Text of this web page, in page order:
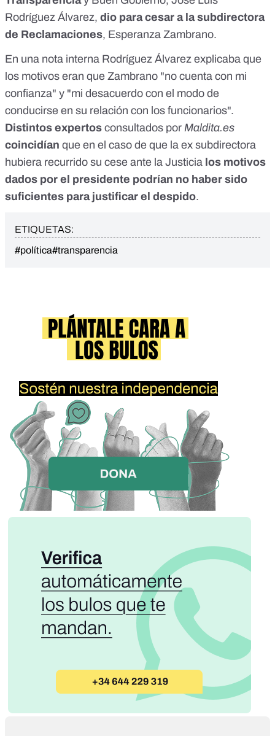
Rodríguez Álvarez, dio para cesar a la subdirectora
de Reclamaciones, Esperanza Zambrano.
En una nota interna Rodríguez Álvarez explicaba que
los motivos eran que Zambrano "no cuenta con mi
confianza" y "mi desacuerdo con el modo de
conducirse en su relación con los funcionarios".
Distintos expertos consultados por Maldita.es
coincidían que en el caso de que la ex subdirectora
hubiera recurrido su cese ante la Justicia los motivos
dados por el presidente podrían no haber sido
suficientes para justificar el despido.
ETIQUETAS:
#política#transparencia